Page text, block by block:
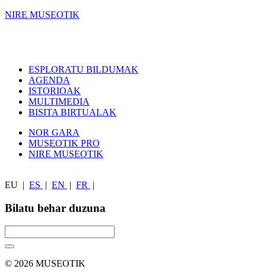
NIRE MUSEOTIK
ESPLORATU BILDUMAK
AGENDA
ISTORIOAK
MULTIMEDIA
BISITA BIRTUALAK
NOR GARA
MUSEOTIK PRO
NIRE MUSEOTIK
EU | ES | EN | FR |
Bilatu behar duzuna
© 2026 MUSEOTIK